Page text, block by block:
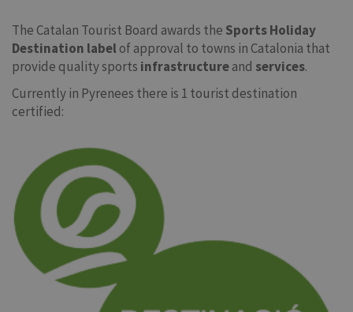
The Catalan Tourist Board awards the Sports Holiday
Destination labelof approval to towns in Catalonia that
provide quality sports infrastructureand services.
Currently in Pyrenees there is 1 tourist destination
certified: